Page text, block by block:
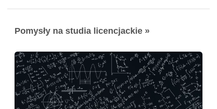
Pomysły na studia licencjackie »